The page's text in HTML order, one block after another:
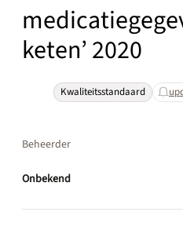
keten’ 2020
Kwaliteitsstandaard
Beheerder
Onbekend